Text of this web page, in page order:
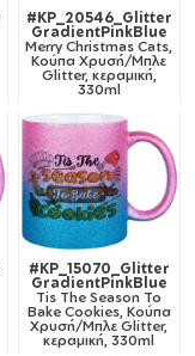
#KP_20546_Glitter
GradientPinkBlue
Merry Christmas Cats,
Κούπα Χρυσή/Μπλε
Glitter, κεραμική,
330ml
#KP_15070_Glitter
GradientPinkBlue
Tis The Season To
Bake Cookies, Κούπα
Χρυσή/Μπλε Glitter,
κεραμική, 330ml